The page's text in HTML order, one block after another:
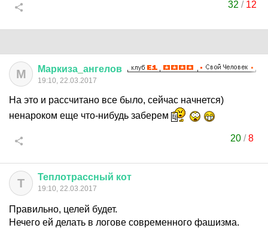
32 / 12
М Маркиза ангелов
19:10, 22.03.2017
На это и рассчитано все было, сейчас начнется)
ненароком еще что-нибудь заберем
20 /8
Т Теплотрассный кот
19:10, 22.03.2017
Правильно, целей будет.
Нечего ей делать в логове современного фашизма.